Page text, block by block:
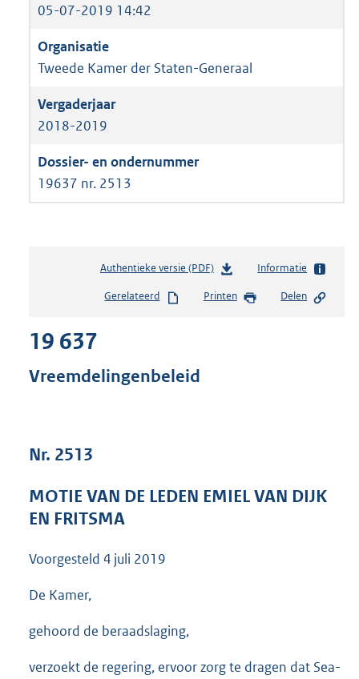
05-07-2019 14:42
Tweede Kamer der Staten-Generaal
2018-2019
19637 nr. 2513
Authentieke versie (PDF)b
s
e
Informatie
Gerelateerd Printen Delen
19 637
Vreemdelingenbeleid
Nr. 2513
MOTIE VAN DE LEDEN EMIEL VAN DIJK
EN FRITSMA
Voorgesteld 4 juli 2019
De Kamer,
gehoord de beraadslaging,
verzoekt de regering, ervoor zorg te dragen dat Sea-